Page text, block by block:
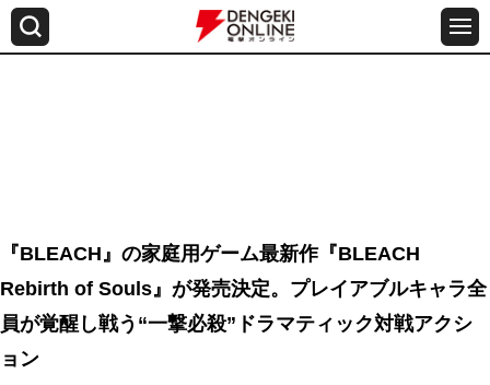
『BLEACH』の家庭用ゲーム最新作『BLEACH
Rebirth of Souls』が発売決定。プレイアブルキャラ全
員が覚醒し戦う“一撃必殺”ドラマティック対戦アクシ
ョン